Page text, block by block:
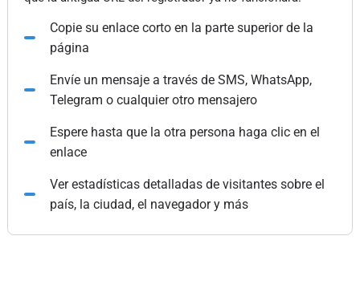
Copie su enlace corto en la parte superior de la
página
Envíe un mensaje a través de SMS, WhatsApp,
Telegram o cualquier otro mensajero
Espere hasta que la otra persona haga clic en el
enlace
Ver estadísticas detalladas de visitantes sobre el
país, la ciudad, el navegador y más